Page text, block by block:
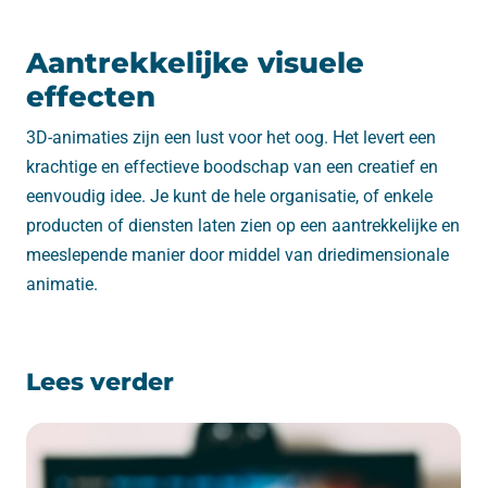
Aantrekkelijke visuele
effecten
3D-animaties zijn een lust voor het oog. Het levert een
krachtige en effectieve boodschap van een creatief en
eenvoudig idee. Je kunt de hele organisatie, of enkele
producten of diensten laten zien op een aantrekkelijke en
meeslepende manier door middel van driedimensionale
animatie.
Lees verder